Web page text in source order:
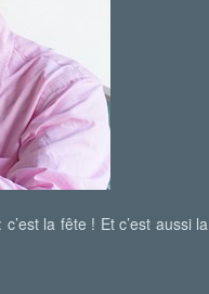
la fête ! Et c’est aussi la